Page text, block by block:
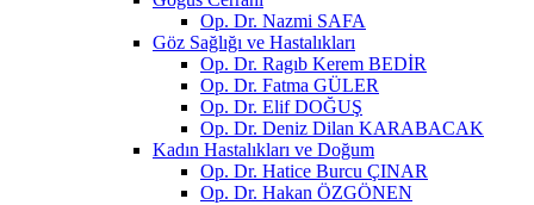
Op. Dr. Nazmi SAFA
Göz Sağlığı ve Hastalıkları
Op. Dr. Ragıb Kerem BEDİR
Op. Dr. Fatma GÜLER
Op. Dr. Elif DOĞUŞ
Op. Dr. Deniz Dilan KARABACAK
Kadın Hastalıkları ve Doğum
Op. Dr. Hatice Burcu ÇINAR
Op. Dr. Hakan ÖZGÖNEN